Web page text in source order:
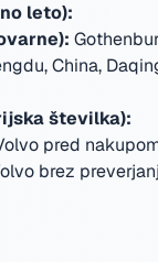
leto):
China,
številka):
pred
brez